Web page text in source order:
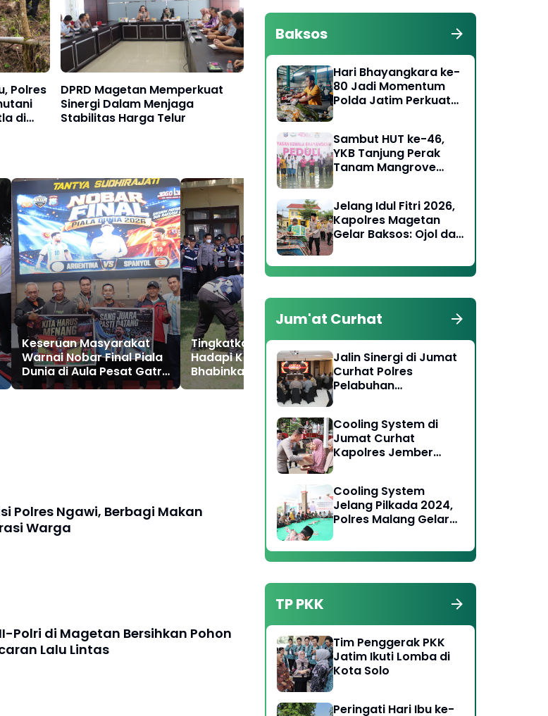
Polres
di
DPRD Magetan Memperkuat
Sinergi Dalam Menjaga
Stabilitas Harga Telur
Keseruan Masyarakat
Warnai Nobar Final Piala
Dunia di Aula Pesat Gatra
Polres Magetan
Tingkatkan Kemampuan
Hadapi Karhutla,
Bhabinkamtibmas Polres
Magetan Digembleng
BPBD Kuasai Teknik
Penanganan Kebakaran
Polres Magetan dan
Mitigasi Karhutla di
Ilaran Api Sejauh 1,8 Km
Berbagi Makan
Warga
Polri di Magetan Bersihkan Pohon
Lalu Lintas
Baksos
Hari Bhayangkara ke-
80 Jadi Momentum
Polda Jatim Perkuat
Sambut HUT ke-46,
YKB Tanjung Perak
Tanam Mangrove
Jelang Idul Fitri 2026,
Kapolres Magetan
Gelar Baksos: Ojol dan
Bingkisan Lebaran
Jum'at Curhat
Jalin Sinergi di Jumat
Curhat Polres
Pelabuhan
Kamtibmas
Cooling System di
Jumat Curhat
Kapolres Jember
Pilkada 2024
Cooling System
Jelang Pilkada 2024,
Polres Malang Gelar
di Wonosari
TP PKK
Tim Penggerak PKK
Jatim Ikuti Lomba di
Kota Solo
Peringati Hari Ibu ke-